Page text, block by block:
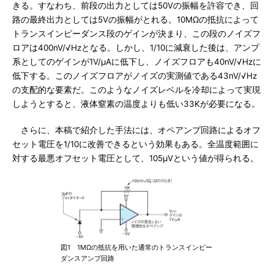
きる。すなわち、前段の出力としては50Vの振幅を許容でき、回
路の最終出力としては5Vの振幅がとれる。10MΩの抵抗によって
トランスインピーダンス段のゲインが決まり、この段のノイズフ
ロアは400nV/√Hzとなる。しかし、1/10に減衰した後は、アンプ
系としてのゲインが1V/μAに低下し、ノイズフロアも40nV/√Hzに
低下する。このノイズフロアがノイズの実測値である43nV/√Hz
の支配的な要素だ。このようなノイズレベルを冷却によって実現
しようとすると、液体窒素の温度よりも低い33Kが必要になる。
さらに、本稿で紹介した手法には、オペアンプ回路によるオフ
セット電圧を1/10に改善できるという効果もある。全温度範囲に
対する最悪オフセット電圧として、105μVという値が得られる。
図1 1MΩの抵抗を用いた通常のトランスインピー
ダンスアンプ回路